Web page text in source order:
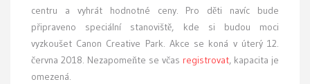
centru a vyhrát hodnotné ceny. Pro děti navíc bude
připraveno speciální stanoviště, kde si budou moci
vyzkoušet Canon Creative Park. Akce se koná v úterý 12.
června 2018. Nezapomeňte se včas registrovat, kapacita je
omezená.